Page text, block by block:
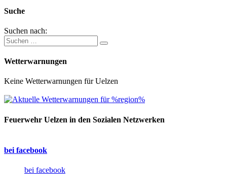
Suche
Suchen nach:
Wetterwarnungen
Keine Wetterwarnungen für Uelzen
Feuerwehr Uelzen in den Sozialen Netzwerken
bei facebook
bei facebook